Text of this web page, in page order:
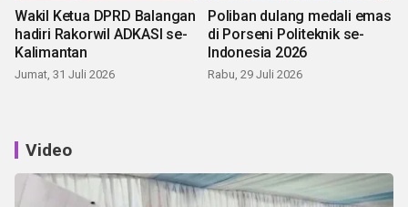
Wakil Ketua DPRD Balangan
hadiri Rakorwil ADKASI se-
Kalimantan
Jumat, 31 Juli 2026
Poliban dulang medali emas
di Porseni Politeknik se-
Indonesia 2026
Rabu, 29 Juli 2026
Video